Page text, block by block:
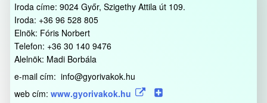
Iroda címe: 9024 Győr, Szigethy Attila út 109.
Iroda: +36 96 528 805
Elnök: Fóris Norbert
Telefon: +36 30 140 9476
Alelnök: Madi Borbála
e-mail cím: info@gyorivakok.hu
web cím: www.gyorivakok.hu